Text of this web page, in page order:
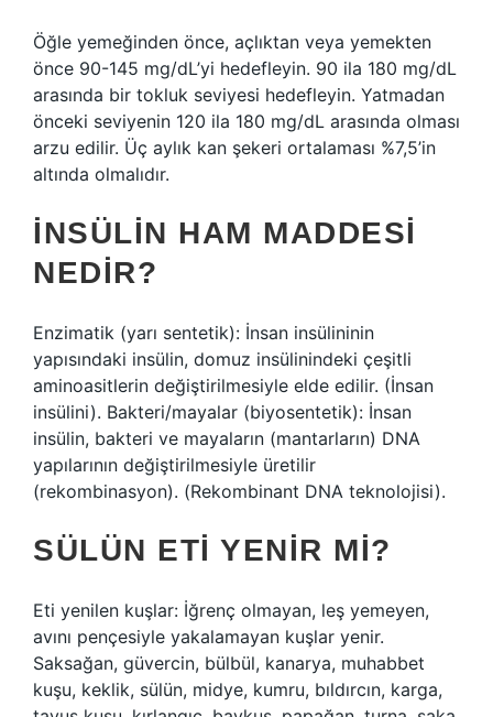
Öğle yemeğinden önce, açlıktan veya yemekten
önce 90-145 mg/dL’yi hedefleyin. 90 ila 180 mg/dL
arasında bir tokluk seviyesi hedefleyin. Yatmadan
önceki seviyenin 120 ila 180 mg/dL arasında olması
arzu edilir. Üç aylık kan şekeri ortalaması %7,5’in
altında olmalıdır.
İNSÜLIN HAM MADDESI
NEDIR?
Enzimatik (yarı sentetik): İnsan insülininin
yapısındaki insülin, domuz insülinindeki çeşitli
aminoasitlerin değiştirilmesiyle elde edilir. (İnsan
insülini). Bakteri/mayalar (biyosentetik): İnsan
insülin, bakteri ve mayaların (mantarların) DNA
yapılarının değiştirilmesiyle üretilir
(rekombinasyon). (Rekombinant DNA teknolojisi).
SÜLÜN ETI YENIR MI?
Eti yenilen kuşlar: İğrenç olmayan, leş yemeyen,
avını pençesiyle yakalamayan kuşlar yenir.
Saksağan, güvercin, bülbül, kanarya, muhabbet
kuşu, keklik, sülün, midye, kumru, bıldırcın, karga,